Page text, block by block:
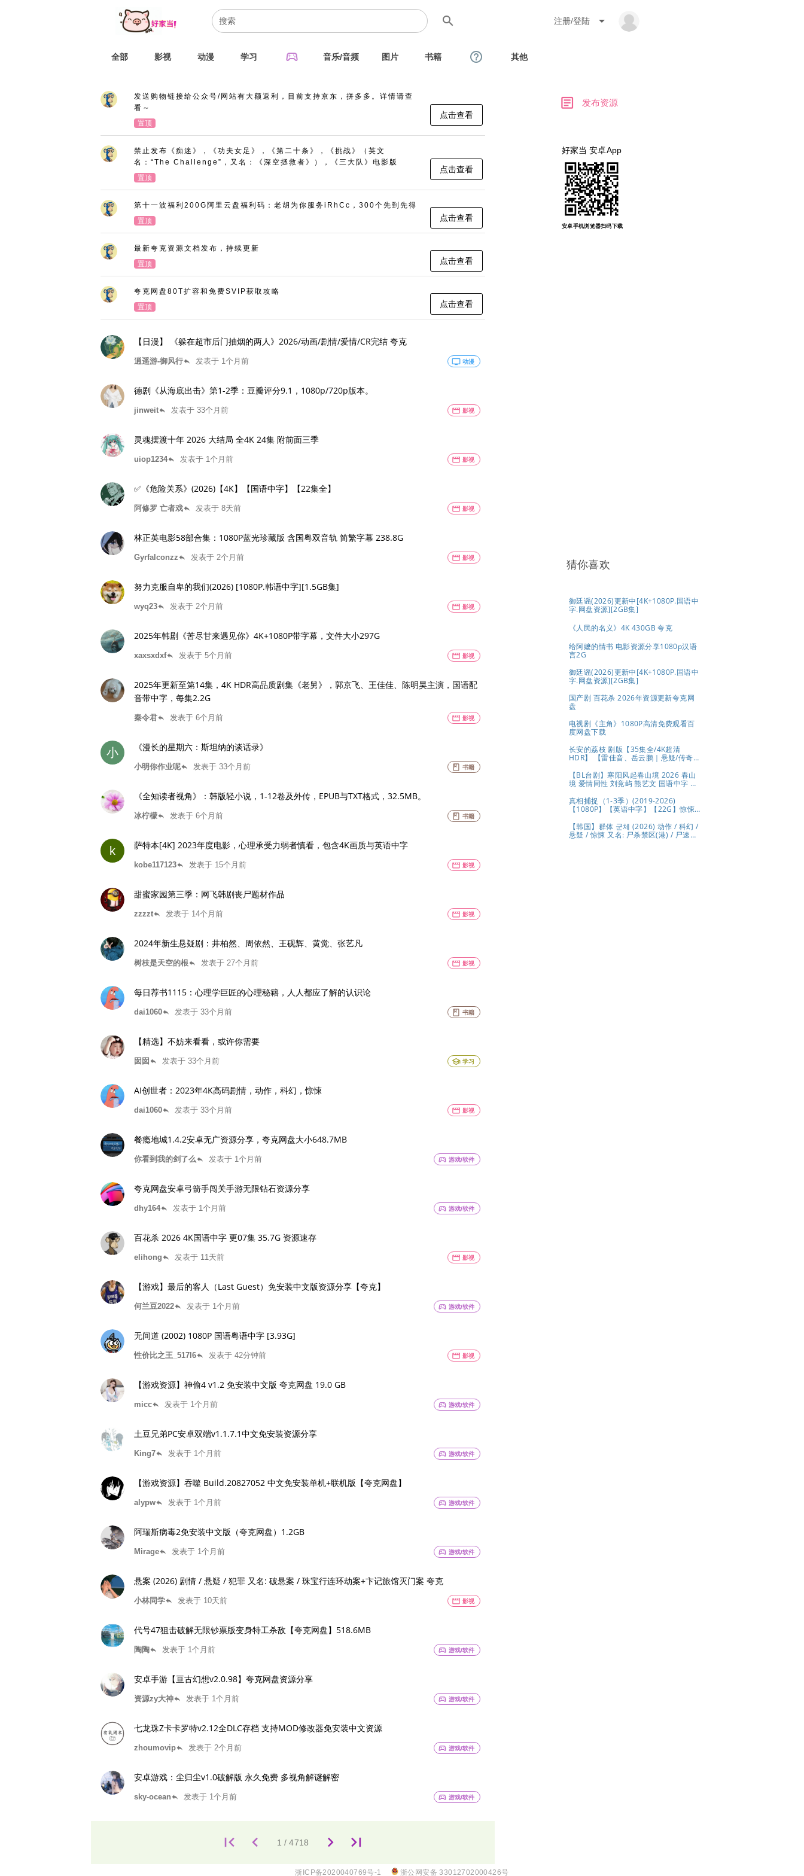
search 注册/登陆 arrow_drop_down
全部 影视 动漫 学习 sports_esports 音乐/音频 图片 书籍 help_outline 其他
发送购物链接给公众号/网站有大额返利，目前支持京东，拼多多。详情请查
看～
置顶
点击查看
禁止发布《痴迷》，《功夫女足》，《第二十条》，《挑战》（英文
名：“The Challenge”，又名：《深空拯救者》），《三大队》电影版
置顶
点击查看
第十一波福利200G阿里云盘福利码：老胡为你服务iRhCc，300个先到先得
置顶
点击查看
最新夸克资源文档发布，持续更新
置顶
点击查看
夸克网盘80T扩容和免费SVIP获取攻略
置顶
点击查看
【日漫】 《躲在超市后门抽烟的两人》2026/动画/剧情/爱情/CR完结 夸克
逍遥游-御风行reply 发表于 1个月前 tv 动漫
德剧《从海底出击》第1-2季：豆瓣评分9.1，1080p/720p版本。
jinweitreply 发表于 33个月前 movie 影视
灵魂摆渡十年 2026 大结局 全4K 24集 附前面三季
uiop1234reply 发表于 1个月前 movie 影视
✅《危险关系》(2026)【4K】【国语中字】【22集全】
阿修罗 亡者戏reply 发表于 8天前 movie 影视
林正英电影58部合集：1080P蓝光珍藏版 含国粤双音轨 简繁字幕 238.8G
Gyrfalconzz reply 发表于 2个月前 movie 影视
努力克服自卑的我们(2026) [1080P.韩语中字][1.5GB集]
wyq23reply 发表于 2个月前 movie 影视
2025年韩剧《苦尽甘来遇见你》4K+1080P带字幕，文件大小297G
xaxsxdxfreply 发表于 5个月前 movie 影视
2025年更新至第14集，4K HDR高品质剧集《老舅》，郭京飞、王佳佳、陈明昊主演，国语配
音带中字，每集2.2G
秦令君reply 发表于 6个月前 movie 影视
小 《漫长的星期六：斯坦纳的谈话录》
小明你作业呢reply 发表于 33个月前 book 书籍
《全知读者视角》：韩版轻小说，1-12卷及外传，EPUB与TXT格式，32.5MB。
冰柠檬reply 发表于 6个月前 book 书籍
k 萨特本[4K] 2023年度电影，心理承受力弱者慎看，包含4K画质与英语中字
kobe117123reply 发表于 15个月前 movie 影视
甜蜜家园第三季：网飞韩剧丧尸题材作品
zzzztreply 发表于 14个月前 movie 影视
2024年新生悬疑剧：井柏然、周依然、王砚辉、黄觉、张艺凡
树枝是天空的根reply 发表于 27个月前 movie 影视
每日荐书1115：心理学巨匠的心理秘籍，人人都应了解的认识论
dai1060reply 发表于 33个月前 book 书籍
【精选】不妨来看看，或许你需要
囡囡 reply 发表于 33个月前 school 学习
AI创世者：2023年4K高码剧情，动作，科幻，惊悚
dai1060reply 发表于 33个月前 movie 影视
餐瘾地城1.4.2安卓无广资源分享，夸克网盘大小648.7MB
你看到我的剑了么 reply 发表于 1个月前 sports_esports 游戏/软件
夸克网盘安卓弓箭手闯关手游无限钻石资源分享
dhy164reply 发表于 1个月前 sports_esports 游戏/软件
百花杀 2026 4K国语中字 更07集 35.7G 资源速存
elihong reply 发表于 11天前 movie 影视
【游戏】最后的客人（Last Guest）免安装中文版资源分享【夸克】
何兰豆2022reply 发表于 1个月前 sports_esports 游戏/软件
无间道 (2002) 1080P 国语粤语中字 [3.93G]
性价比之王_517l6reply 发表于 42分钟前 movie 影视
【游戏资源】神偷4 v1.2 免安装中文版 夸克网盘 19.0 GB
miccreply 发表于 1个月前 sports_esports 游戏/软件
土豆兄弟PC安卓双端v1.1.7.1中文免安装资源分享
King7reply 发表于 1个月前 sports_esports 游戏/软件
【游戏资源】吞噬 Build.20827052 中文免安装单机+联机版【夸克网盘】
alypwreply 发表于 1个月前 sports_esports 游戏/软件
阿瑞斯病毒2免安装中文版（夸克网盘）1.2GB
Miragereply 发表于 1个月前 sports_esports 游戏/软件
悬案 (2026) 剧情 / 悬疑 / 犯罪 又名: 破悬案 / 珠宝行连环劫案+卞记旅馆灭门案 夸克
小林同学reply 发表于 10天前 movie 影视
代号47狙击破解无限钞票版变身特工杀敌【夸克网盘】518.6MB
陶陶 reply 发表于 1个月前 sports_esports 游戏/软件
安卓手游【亘古幻想v2.0.98】夸克网盘资源分享
资源zy大神reply 发表于 1个月前 sports_esports 游戏/软件
七龙珠Z卡卡罗特v2.12全DLC存档 支持MOD修改器免安装中文资源
zhoumovipreply 发表于 2个月前 sports_esports 游戏/软件
安卓游戏：尘归尘v1.0破解版 永久免费 多视角解谜解密
sky-ocean reply 发表于 1个月前 sports_esports 游戏/软件
first_page keyboard_arrow_left keyboard_arrow_right last_page
article 发布资源
好家当 安卓App
安卓手机浏览器扫码下载
猜你喜欢
御廷谣(2026)更新中[4K+1080P.国语中
字.网盘资源][2GB集]
《人民的名义》4K 430GB 夸克
给阿嬷的情书 电影资源分享1080p汉语
言2G
御廷谣(2026)更新中[4K+1080P.国语中
字.网盘资源][2GB集]
国产剧 百花杀 2026年资源更新夸克网
盘
电视剧《主角》1080P高清免费观看百
度网盘下载
长安的荔枝 剧版【35集全/4K超清
HDR】 【雷佳音、岳云鹏｜悬疑/传奇】
【BL台剧】寒阳风起春山境 2026 春山
境 爱情同性 刘竞屿 熊艺文 国语中字 已
真相捕捉（1-3季）(2019-2026)
【1080P】【英语中字】【22G】惊悚
【韩国】群体 군체 (2026) 动作 / 科幻 /
悬疑 / 惊悚 又名: 尸杀禁区(港) / 尸速禁
浙ICP备2020040769号-1 浙公网安备 33012702000426号